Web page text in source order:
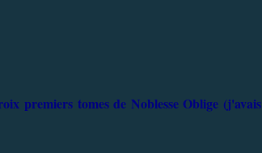
premiers tomes de Noblesse Oblige (j'avais